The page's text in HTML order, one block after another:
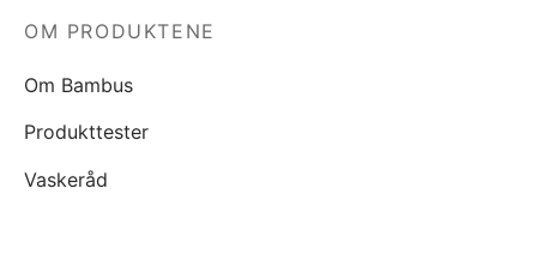
OM PRODUKTENE
Om Bambus
Produkttester
Vaskeråd